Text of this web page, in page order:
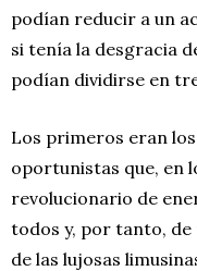
podían reducir a un
si tenía la desgracia
podían dividirse en
Los primeros eran los
oportunistas que, en
revolucionario de
todos y, por tanto, de
de las lujosas